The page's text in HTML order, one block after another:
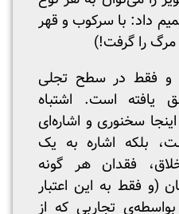
داد: با سرکوب و قهر
را گرفت!)
و فقط در سطح تجلی
یافته است. اشتباه
سخنوری و اشاره‌ای
بلکه اشاره به یک
فقدان هر گونه
فقط به این اعتبار
تجاربی که از